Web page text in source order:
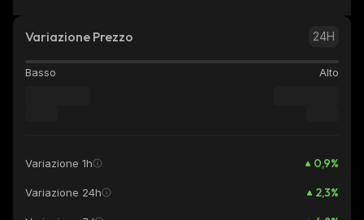
Variazione Prezzo 24H
Basso Alto
Variazione 1h 0,9%
Variazione 24h 2,3%